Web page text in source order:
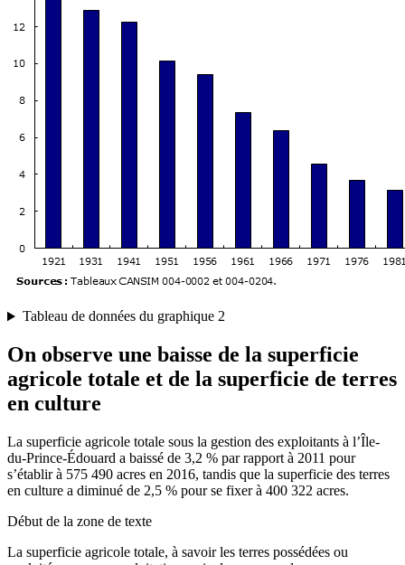
Tableau de données du graphique 2
On observe une baisse de la superficie
agricole totale et de la superficie de terres
en culture
La superficie agricole totale sous la gestion des exploitants à l’Île-
du-Prince-Édouard a baissé de 3,2 % par rapport à 2011 pour
s’établir à 575 490 acres en 2016, tandis que la superficie des terres
en culture a diminué de 2,5 % pour se fixer à 400 322 acres.
Début de la zone de texte
La superficie agricole totale, à savoir les terres possédées ou